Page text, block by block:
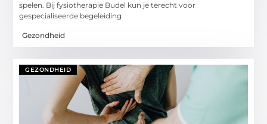
spelen. Bij fysiotherapie Budel kun je terecht voor
gespecialiseerde begeleiding
Gezondheid
GEZONDHEID